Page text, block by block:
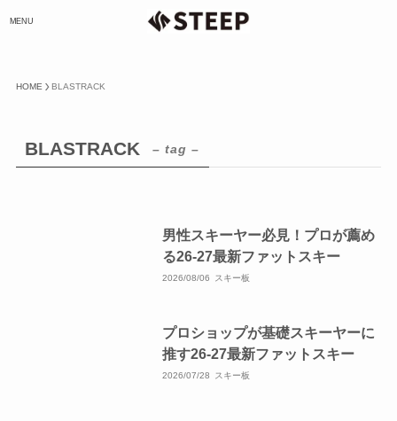
MENU
HOME BLASTRACK
BLASTRACK – tag –
男性スキーヤー必見！プロが薦め
る26-27最新ファットスキー
2026/08/06 スキー板
プロショップが基礎スキーヤーに
推す26-27最新ファットスキー
2026/07/28 スキー板